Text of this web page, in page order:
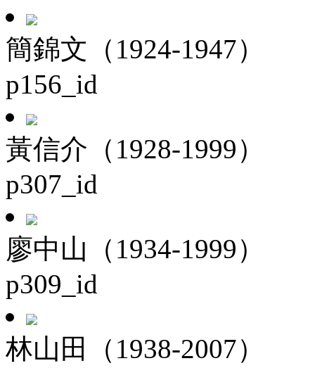
簡錦文（1924-1947）
p156_id
黃信介（1928-1999）
p307_id
廖中山（1934-1999）
p309_id
林山田（1938-2007）